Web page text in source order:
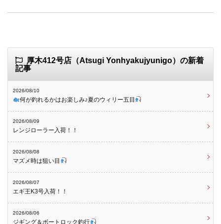
厚木412号店（Atsugi Yonhyakujyunigo）の新着
記事
2026/08/10
何が釣れるかはお楽しみ♪夏のウィリー五目
2026/08/09
レンジローラー入荷！！
2026/08/08
マズメ時は狙い目
2026/08/07
エギ王K3号入荷！！
2026/08/06
ジギング＆ボートロック釣行